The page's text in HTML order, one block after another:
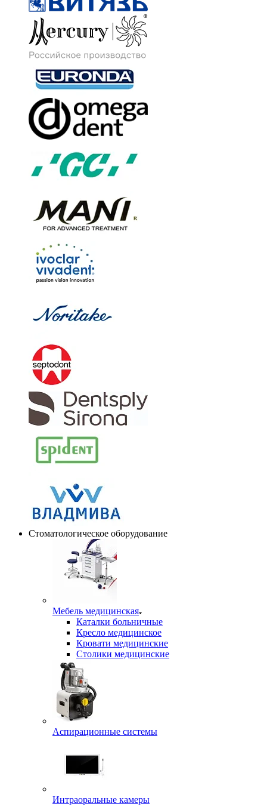
Стоматологическое оборудование
Мебель медицинская
Каталки больничные
Кресло медицинское
Кровати медицинские
Столики медицинские
Аспирационные системы
Интраоральные камеры